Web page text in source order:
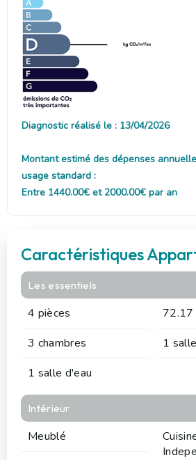
Diagnostic réalisé le : 13/04/2026
Montant estimé des dépenses
usage standard :
Entre 1440.00€ et 2000.00€ par an
Caractéristiques
Les essentiels
4 pièces
72.17
3 chambres
1
1 salle d'eau
Intérieur
Meublé